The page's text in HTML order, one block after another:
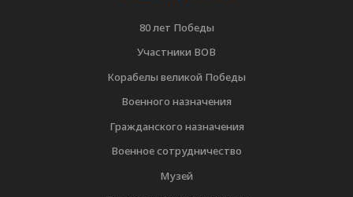
80 лет Победы
Участники ВОВ
Корабелы великой Победы
Военного назначения
Гражданского назначения
Военное сотрудничество
Музей